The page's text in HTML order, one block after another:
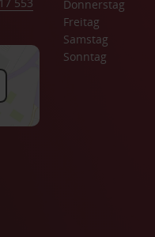
Donnerstag
Freitag
Samstag
Sonntag